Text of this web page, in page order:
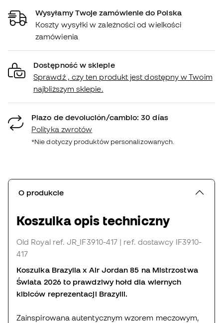
Wysyłamy Twoje zamówienie do Polska
Koszty wysyłki w zależności od wielkości
zamówienia
Dostępność w sklepie
Sprawdź , czy ten produkt jest dostępny w Twoim
najbliższym sklepie.
Plazo de devolución/cambio: 30 días
Polityka zwrotów
*Nie dotyczy produktów personalizowanych.
O produkcie
Koszulka opis techniczny
Old Royal ref. JR_IF3910-417 | ref. dostawcy IF3910-
417
Koszulka Brazylia x Air Jordan 85 na Mistrzostwa
Świata 2026 to prawdziwy hołd dla wiernych
kibiców reprezentacji Brazylii.
Zainspirowana autentycznym wzorem meczowym,